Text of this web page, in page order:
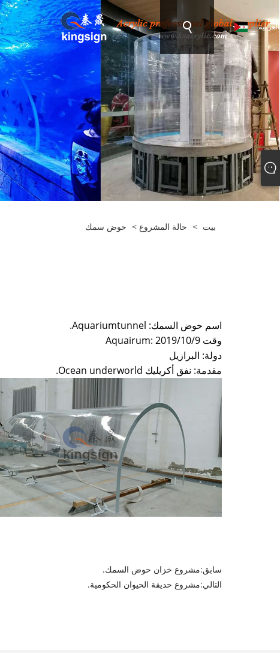
العربية
بيت > حالة المشروع > حوض سمك
اسم حوض السمك: Aquariumtunnel.
وقت Aquairum: 2019/10/9
دولة: البرازيل
مقدمة: نفق أكريليك Ocean underworld.
سابق:مشروع خزان حوض السمك.
التالي:مشروع حديقة الحيوان الحكومية.